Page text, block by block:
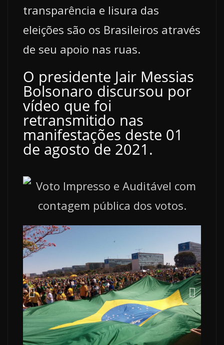
transparência e lisura das
eleições são os Brasileiros através
de seu apoio nas ruas.
O presidente Jair Messias
Bolsonaro discursou por
vídeo que foi
retransmitido nas
manifestações deste 01
de agosto de 2021.